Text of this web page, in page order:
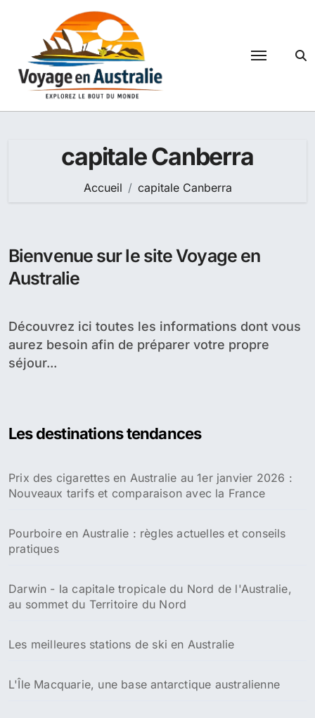
capitale Canberra
Accueil capitale Canberra
Bienvenue sur le site Voyage en
Australie
Découvrez ici toutes les informations dont vous
aurez besoin afin de préparer votre propre
séjour...
Les destinations tendances
Prix des cigarettes en Australie au 1er janvier 2026 :
Nouveaux tarifs et comparaison avec la France
Pourboire en Australie : règles actuelles et conseils
pratiques
Darwin - la capitale tropicale du Nord de l'Australie,
au sommet du Territoire du Nord
Les meilleures stations de ski en Australie
L'Île Macquarie, une base antarctique australienne